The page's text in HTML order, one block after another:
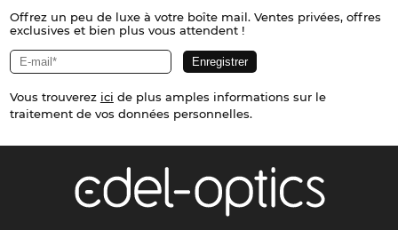
Offrez un peu de luxe à votre boîte mail. Ventes privées, offres
exclusives et bien plus vous attendent !
Vous trouverez ici de plus amples informations sur le
traitement de vos données personnelles.